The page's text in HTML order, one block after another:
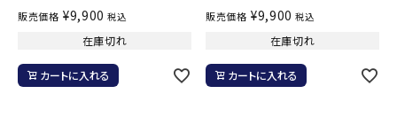
販売価格 ¥9,900 税込
在庫切れ
カートに入れる
販売価格 ¥9,900 税込
在庫切れ
カートに入れる